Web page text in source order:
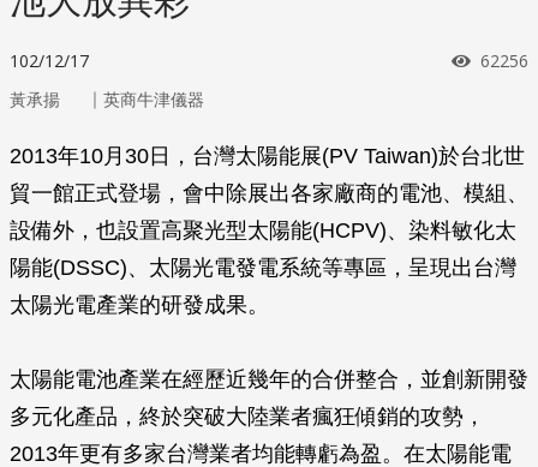
102/12/17 瀏覽次
62256
黃承揚 ｜ 英商牛津儀器
2013年10月30日，台灣太陽能展(PV Taiwan)於台北世
貿一館正式登場，會中除展出各家廠商的電池、模組、
設備外，也設置高聚光型太陽能(HCPV)、染料敏化太
陽能(DSSC)、太陽光電發電系統等專區，呈現出台灣
太陽光電產業的研發成果。
太陽能電池產業在經歷近幾年的合併整合，並創新開發
多元化產品，終於突破大陸業者瘋狂傾銷的攻勢，
2013年更有多家台灣業者均能轉虧為盈。在太陽能電